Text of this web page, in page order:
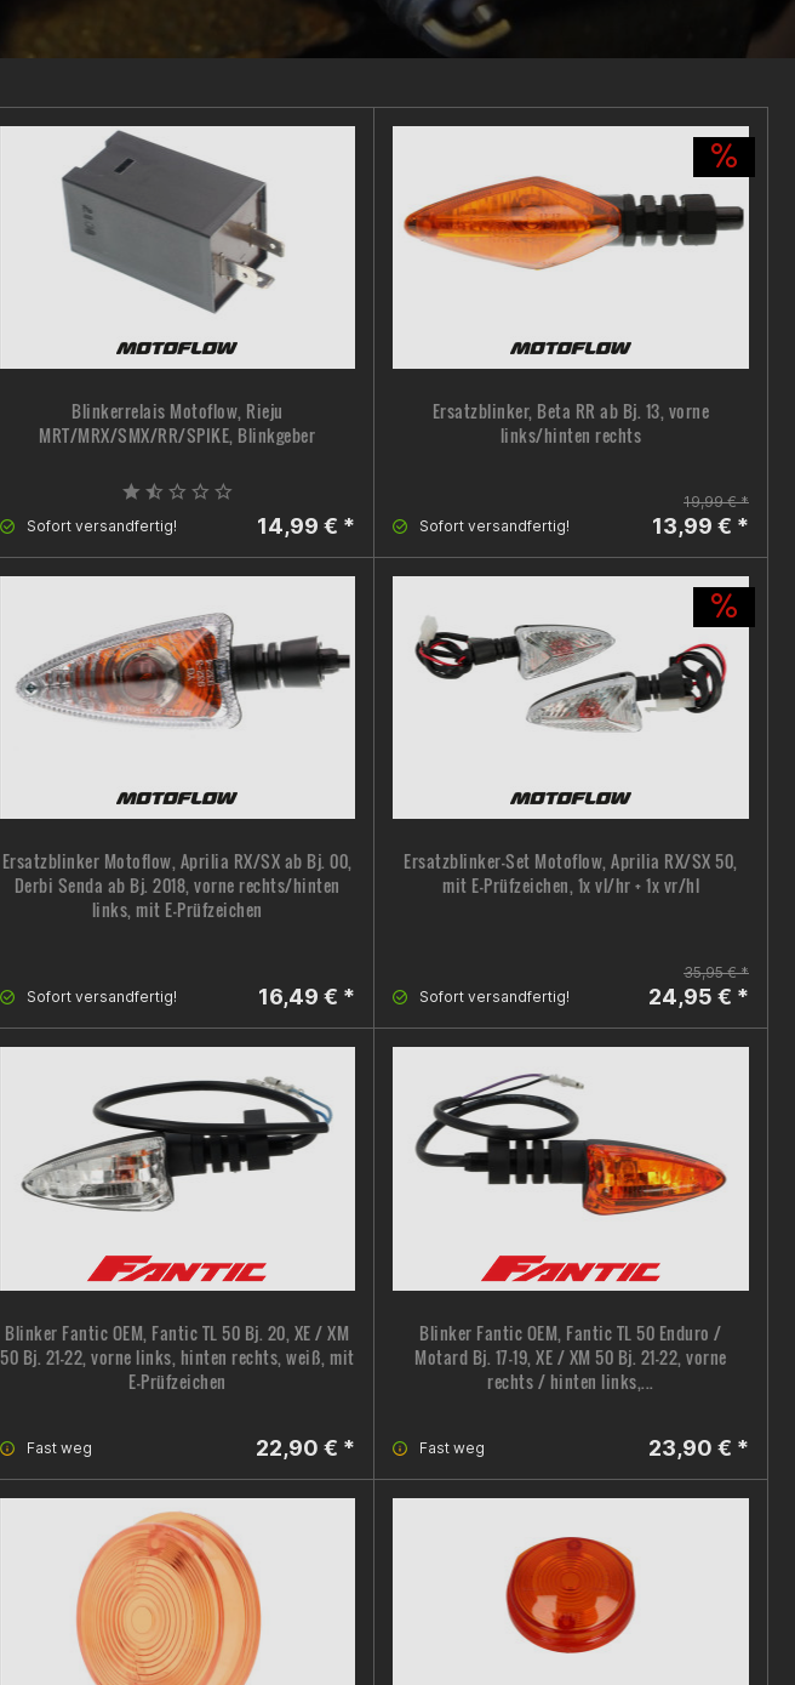
Blinkerrelais Motoflow, Rieju
MRT/MRX/SMX/RR/SPIKE, Blinkgeber
Sofort versandfertig! 14,99 € *
Ersatzblinker, Beta RR ab Bj. 13, vorne
links/hinten rechts
Sofort versandfertig!
19,99 € *
13,99 € *
Ersatzblinker Motoflow, Aprilia RX/SX ab Bj. 00,
Derbi Senda ab Bj. 2018, vorne rechts/hinten
links, mit E-Prüfzeichen
Sofort versandfertig! 16,49 € *
Ersatzblinker-Set Motoflow, Aprilia RX/SX 50,
mit E-Prüfzeichen, 1x vl/hr + 1x vr/hl
Sofort versandfertig!
35,95 € *
24,95 € *
Blinker Fantic OEM, Fantic TL 50 Bj. 20, XE / XM
50 Bj. 21–22, vorne links, hinten rechts, weiß, mit
E-Prüfzeichen
Fast weg 22,90 € *
Blinker Fantic OEM, Fantic TL 50 Enduro /
Motard Bj. 17-19, XE / XM 50 Bj. 21–22, vorne
rechts / hinten links,...
Fast weg 23,90 € *